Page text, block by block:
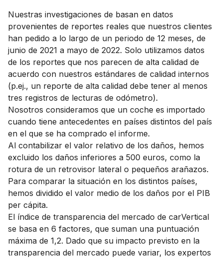
Nuestras investigaciones de basan en datos
provenientes de reportes reales que nuestros clientes
han pedido a lo largo de un periodo de 12 meses, de
junio de 2021 a mayo de 2022. Solo utilizamos datos
de los reportes que nos parecen de alta calidad de
acuerdo con nuestros estándares de calidad internos
(p.ej., un reporte de alta calidad debe tener al menos
tres registros de lecturas de odómetro).
Nosotros consideramos que un coche es importado
cuando tiene antecedentes en países distintos del país
en el que se ha comprado el informe.
Al contabilizar el valor relativo de los daños, hemos
excluido los daños inferiores a 500 euros, como la
rotura de un retrovisor lateral o pequeños arañazos.
Para comparar la situación en los distintos países,
hemos dividido el valor medio de los daños por el PIB
per cápita.
El índice de transparencia del mercado de carVertical
se basa en 6 factores, que suman una puntuación
máxima de 1,2. Dado que su impacto previsto en la
transparencia del mercado puede variar, los expertos